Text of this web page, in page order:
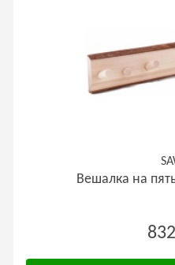
Вешалка на